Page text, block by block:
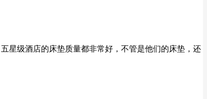
星级酒店的床垫质量都非常好，不管是他们的床垫，还